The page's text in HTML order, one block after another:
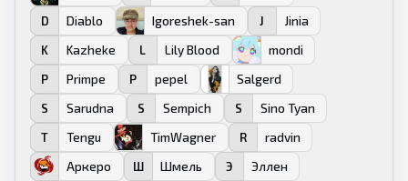
D Diablo I Igoreshek-san J Jinia
K Kazheke L Lily Blood M mondi
P Primpe P pepel S Salgerd
S Sarudna S Sempich S Sino Tyan
T Tengu T TimWagner R radvin
А Аркеро Ш Шмель Э
Эллен